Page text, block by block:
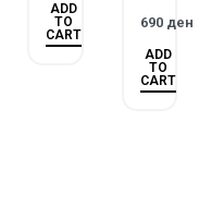
ADD
TO
CART
690 ден
ADD
TO
CART